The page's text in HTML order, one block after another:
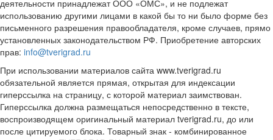
деятельности принадлежат ООО «ОМС», и не подлежат
использованию другими лицами в какой бы то ни было форме без
письменного разрешения правообладателя, кроме случаев, прямо
установленных законодательством РФ. Приобретение авторских
прав: info@tverigrad.ru
При использовании материалов сайта www.tverigrad.ru
обязательной является прямая, открытая для индексации
гиперссылка на страницу, с которой материал заимствован.
Гиперссылка должна размещаться непосредственно в тексте,
воспроизводящем оригинальный материал tverigrad.ru, до или
после цитируемого блока. Товарный знак - комбинированное